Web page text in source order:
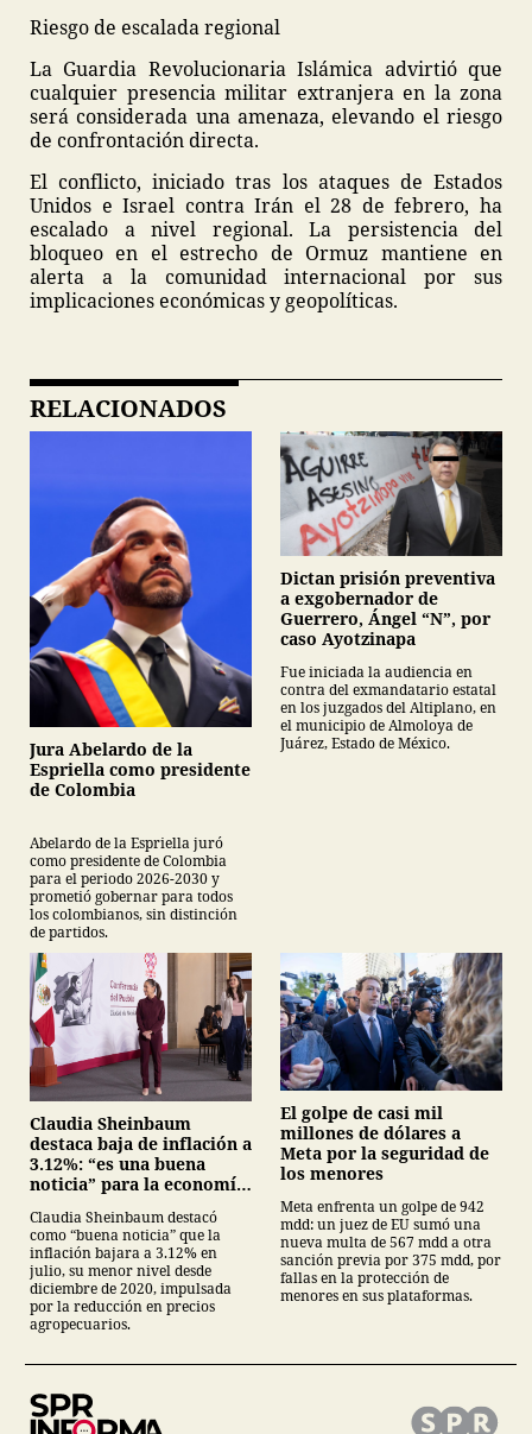
Riesgo de escalada regional
La Guardia Revolucionaria Islámica advirtió que
cualquier presencia militar extranjera en la zona
será considerada una amenaza, elevando el riesgo
de confrontación directa.
El conflicto, iniciado tras los ataques de Estados
Unidos e Israel contra Irán el 28 de febrero, ha
escalado a nivel regional. La persistencia del
bloqueo en el estrecho de Ormuz mantiene en
alerta a la comunidad internacional por sus
implicaciones económicas y geopolíticas.
RELACIONADOS
Jura Abelardo de la
Espriella como presidente
de Colombia
Abelardo de la Espriella juró
como presidente de Colombia
para el periodo 2026-2030 y
prometió gobernar para todos
los colombianos, sin distinción
de partidos.
Dictan prisión preventiva
a exgobernador de
Guerrero, Ángel “N”, por
caso Ayotzinapa
Fue iniciada la audiencia en
contra del exmandatario estatal
en los juzgados del Altiplano, en
el municipio de Almoloya de
Juárez, Estado de México.
Claudia Sheinbaum
destaca baja de inflación a
3.12%: “es una buena
noticia” para la economía
Claudia Sheinbaum destacó
como “buena noticia” que la
inflación bajara a 3.12% en
julio, su menor nivel desde
diciembre de 2020, impulsada
por la reducción en precios
agropecuarios.
El golpe de casi mil
millones de dólares a
Meta por la seguridad de
los menores
Meta enfrenta un golpe de 942
mdd: un juez de EU sumó una
nueva multa de 567 mdd a otra
sanción previa por 375 mdd, por
fallas en la protección de
menores en sus plataformas.